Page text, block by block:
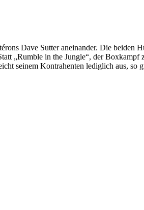
Dave Sutter aneinander. Die beiden
„Rumble in the Jungle“, der
seinem Kontrahenten lediglich aus, so